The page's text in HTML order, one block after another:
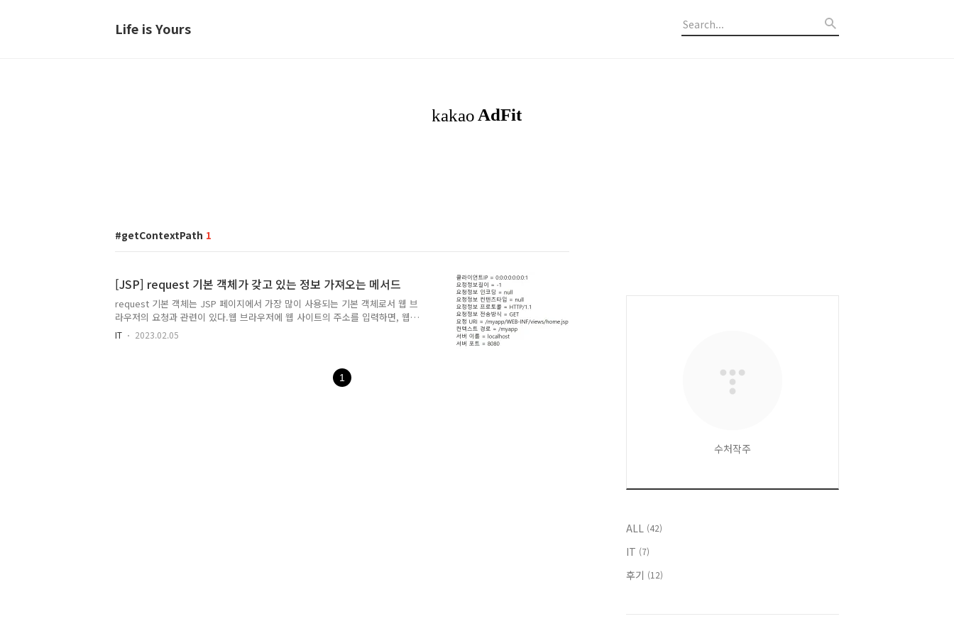
Life is Yours
getContextPath 1
[JSP] request 기본 객체가 갖고 있는 정보 가져오는 메서드
request 기본 객체는 JSP 페이지에서 가장 많이 사용되는 기본 객체로서 웹 브
라우저의 요청과 관련이 있다.웹 브라우저에 웹 사이트의 주소를 입력하면, 웹
브라우저는 해당 웹 서버에 연결한 후 요청 정보를 전송하는데, 이 요청 정보를
요청정보 컨텐츠타입 = 요청정보 프로토콜 = 요청정보 전송방식 = 요청 URI = 컨
IT 2023.02.05
1
수처작주
ALL (42)
IT (7)
후기 (12)